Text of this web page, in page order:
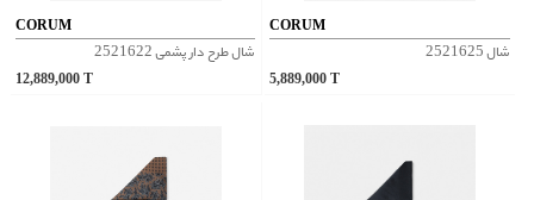
CORUM
شال طرح دار پشمی 2521622
12,889,000
CORUM
شال 2521625
5,889,000